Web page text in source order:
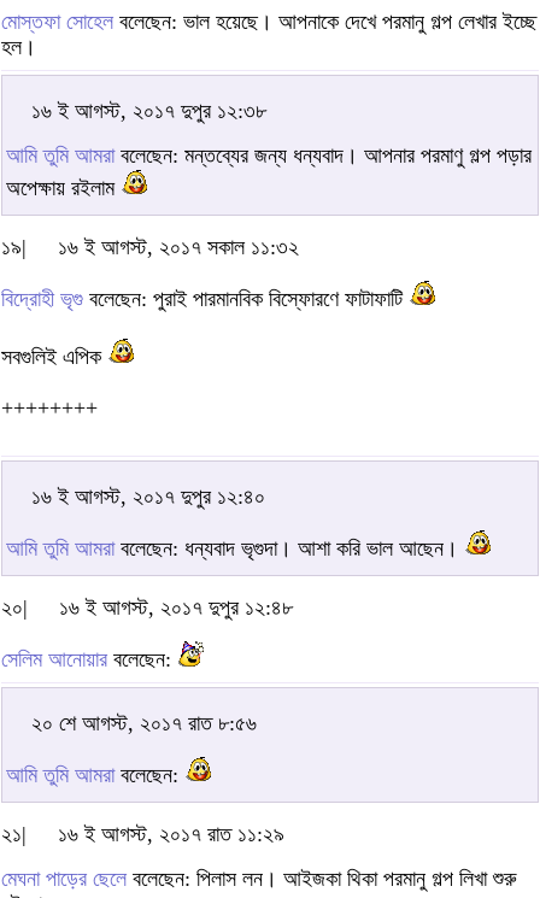
মোস্তফা সোহেল বলেছেন: ভাল হয়েছে। আপনাকে দেখে পরমানু গল্প লেখার ইচ্ছে
হল।
১৬ ই আগস্ট, ২০১৭ দুপুর ১২:৩৮
আমি তুমি আমরাবলেছেন: মন্তব্যের জন্য ধন্যবাদ। আপনার পরমাণু গল্প পড়ার
অপেক্ষায় রইলাম
১৯| ১৬ ই আগস্ট, ২০১৭ সকাল ১১:৩২
বিদ্রোহী ভৃগু বলেছেন: পুরাই পারমানবিক বিস্ফোরণে ফাটাফাটি
সবগুলিই এপিক
++++++++
১৬ ই আগস্ট, ২০১৭ দুপুর ১২:৪০
আমি তুমি আমরাবলেছেন: ধন্যবাদ ভৃগুদা। আশা করি ভাল আছেন।
২০| ১৬ ই আগস্ট, ২০১৭ দুপুর ১২:৪৮
সেলিম আনোয়ার বলেছেন:
২০ শে আগস্ট, ২০১৭ রাত ৮:৫৬
আমি তুমি আমরাবলেছেন:
২১|
১৬ ই আগস্ট, ২০১৭ রাত ১১:২৯
মেঘনা পাড়ের ছেলে বলেছেন: পিলাস লন। আইজকা থিকা পরমানু গল্প লিখা শুরু